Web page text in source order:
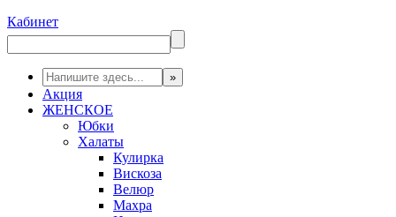
Кабинет
Акция
ЖЕНСКОЕ
Юбки
Халаты
Кулирка
Вискоза
Велюр
Махра